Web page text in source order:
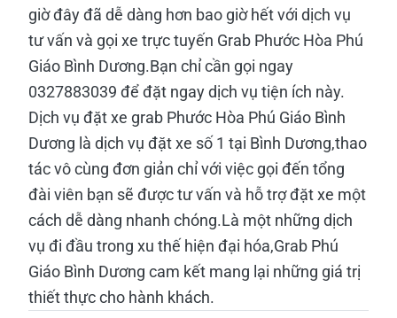
giờ đây đã dễ dàng hơn bao giờ hết với dịch vụ
tư vấn và gọi xe trực tuyến Grab Phước Hòa Phú
Giáo Bình Dương.Bạn chỉ cần gọi ngay
0327883039 để đặt ngay dịch vụ tiện ích này.
Dịch vụ đặt xe grab Phước Hòa Phú Giáo Bình
Dương là dịch vụ đặt xe số 1 tại Bình Dương,thao
tác vô cùng đơn giản chỉ với việc gọi đến tổng
đài viên bạn sẽ được tư vấn và hỗ trợ đặt xe một
cách dễ dàng nhanh chóng.Là một những dịch
vụ đi đầu trong xu thế hiện đại hóa,Grab Phú
Giáo Bình Dương cam kết mang lại những giá trị
thiết thực cho hành khách.